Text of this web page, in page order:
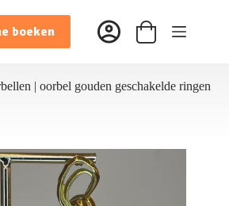
boeken Winkelwagen
| oorbel gouden geschakelde ringen